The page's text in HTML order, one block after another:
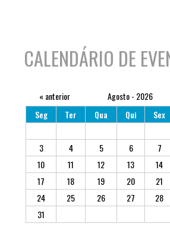
CALENDÁRIO DE
« anterior Agosto - 2026
Seg
Ter Qua Qui Sex
3
4 5 6 7
10
11 12 13 14
17
18 19 20 21
24
25 26 27 28
31